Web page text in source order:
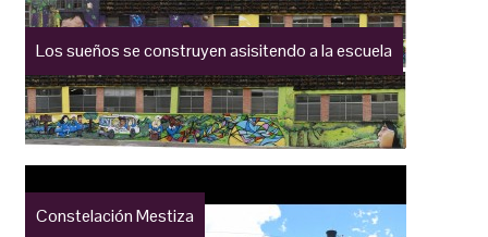
Los sueños se construyen asisitendo a la escuela
Constelación Mestiza